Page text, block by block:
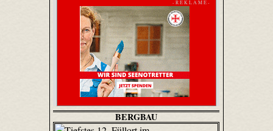
- R E K L A M E -
BERGBAU